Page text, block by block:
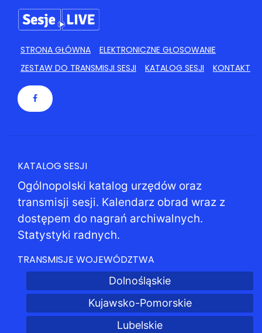
STRONA GŁÓWNA
ELEKTRONICZNE GŁOSOWANIE
ZESTAW DO TRANSMISJI SESJI
KATALOG SESJI KONTAKT
KATALOG SESJI
Ogólnopolski katalog urzędów oraz
transmisji sesji. Kalendarz obrad wraz z
dostępem do nagrań archiwalnych.
Statystyki radnych.
TRANSMISJE WOJEWÓDZTWA
Dolnośląskie
Kujawsko-Pomorskie
Lubelskie